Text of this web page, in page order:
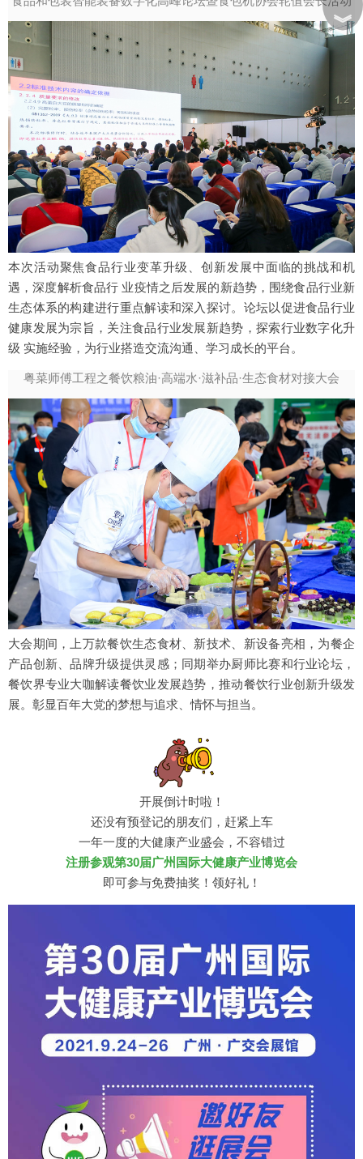
本次活动聚焦食品行业变革升级、创新发展中面临的挑战和机
遇，深度解析食品行 业疫情之后发展的新趋势，围绕食品行业新
生态体系的构建进行重点解读和深入探讨。论坛以促进食品行业
健康发展为宗旨，关注食品行业发展新趋势，探索行业数字化升
级 实施经验，为行业搭造交流沟通、学习成长的平台。
粤菜师傅工程之餐饮粮油·高端水·滋补品·生态食材对接大会
大会期间，上万款餐饮生态食材、新技术、新设备亮相，为餐企
产品创新、品牌升级提供灵感；同期举办厨师比赛和行业论坛，
餐饮界专业大咖解读餐饮业发展趋势，推动餐饮行业创新升级发
展。彰显百年大党的梦想与追求、情怀与担当。
开展倒计时啦！
还没有预登记的朋友们，赶紧上车
一年一度的大健康产业盛会，不容错过
注册参观第30届广州国际大健康产业博览会
即可参与免费抽奖！领好礼！
︾